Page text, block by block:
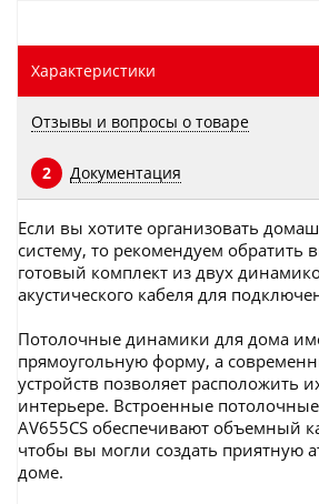
Характеристики
Отзывы и вопросы о товаре
2 Документация
Если вы хотите организовать
систему, то рекомендуем обратить
готовый комплект из двух
акустического кабеля для
Потолочные динамики для дома
прямоугольную форму, а
устройств позволяет расположить
интерьере. Встроенные
AV655CS обеспечивают объемный
чтобы вы могли создать приятную
доме.